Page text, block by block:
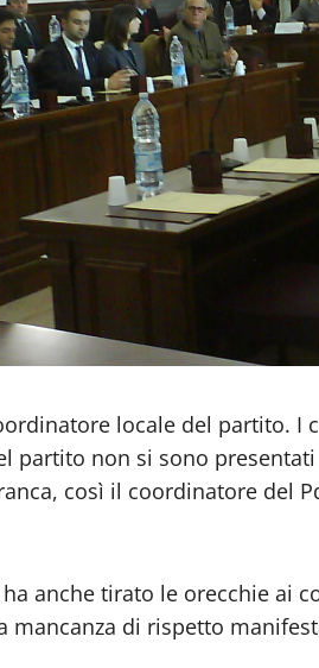
locale del partito. I
partito non si sono
così il coordinatore del
anche tirato le orecchie ai
mancanza di rispetto